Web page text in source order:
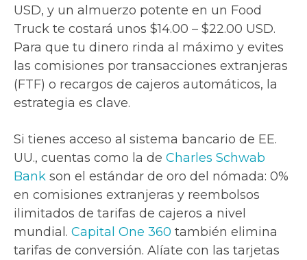
USD, y un almuerzo potente en un Food
Truck te costará unos $14.00 – $22.00 USD.
Para que tu dinero rinda al máximo y evites
las comisiones por transacciones extranjeras
(FTF) o recargos de cajeros automáticos, la
estrategia es clave.
Si tienes acceso al sistema bancario de EE.
UU., cuentas como la de Charles Schwab
Bank son el estándar de oro del nómada: 0%
en comisiones extranjeras y reembolsos
ilimitados de tarifas de cajeros a nivel
mundial. Capital One 360 también elimina
tarifas de conversión. Alíate con las tarjetas